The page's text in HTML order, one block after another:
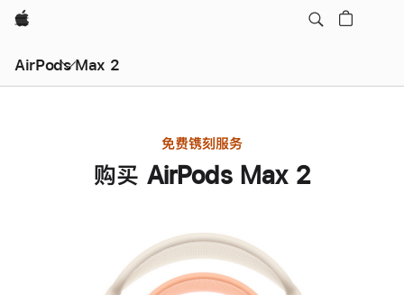
Apple
AirPods Max 2
免费镌刻服务
购买 AirPods Max 2